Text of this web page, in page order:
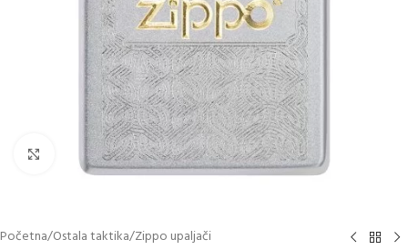
Klikni za uvećanje slike
Početna/Ostala taktika/Zippo upaljači